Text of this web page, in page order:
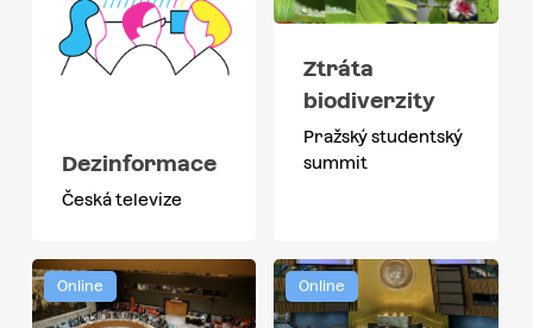
Dezinformace
Česká televize
Ztráta
biodiverzity
Pražský studentský
summit
Online Online